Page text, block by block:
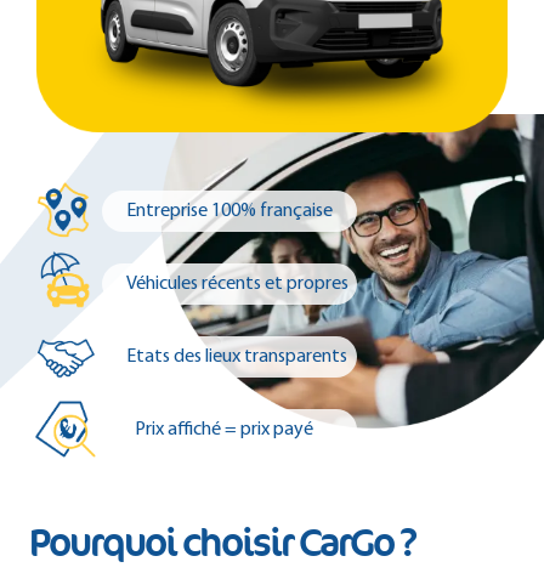
Entreprise 100% française
Véhicules récents et propres
Etats des lieux transparents
Prix affiché = prix payé
Pourquoi choisir CarGo ?